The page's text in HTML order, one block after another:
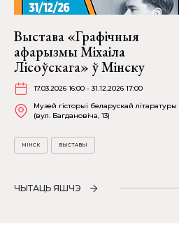
Выстава «Графічныя
афарызмы Міхаіла
Лісоўскага» ў Мінску
17.03.2026 16:00 - 31.12.2026 17:00
Музей гісторыі беларускай літаратуры
(вул. Багдановіча, 13)
МІНСК ВЫСТАВЫ
ЧЫТАЦЬ ЯШЧЭ